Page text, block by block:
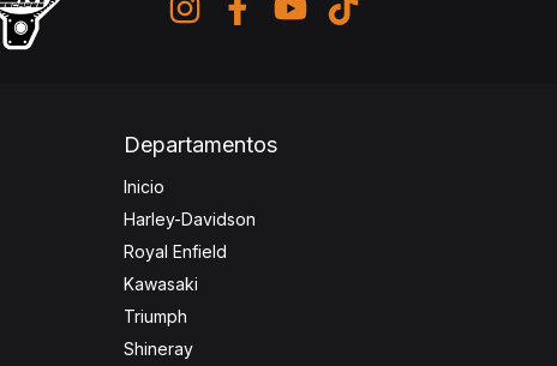
Departamentos
Inicio
Harley-Davidson
Royal Enfield
Kawasaki
Triumph
Shineray